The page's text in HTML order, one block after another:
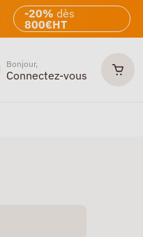
-20% dès
800€HT
Bonjour,
Connectez-vous